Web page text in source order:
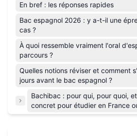
En bref : les réponses rapides
Bac espagnol 2026 : y a-t-il une
cas ?
À quoi ressemble vraiment l'oral
parcours ?
Quelles notions réviser et comment
jours avant le bac espagnol ?
Bachibac : pour qui, pour quoi,
concret pour étudier en France